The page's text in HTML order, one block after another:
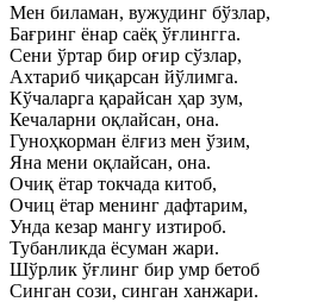
Мен биламан, вужудинг бўзлар,
Бағринг ёнар саёқ ўғлингга.
Сени ўртар бир оғир сўзлар,
Ахтариб чиқарсан йўлимга.
Кўчаларга қарайсан ҳар зум,
Кечаларни оқлайсан, она.
Гуноҳкорман ёлғиз мен ўзим,
Яна мени оқлайсан, она.
Очиқ ётар токчада китоб,
Очиц ётар менинг дафтарим,
Унда кезар мангу изтироб.
Тубанликда ёсуман жари.
Шўрлик ўғлинг бир умр бетоб
Синган сози, синган ханжари.